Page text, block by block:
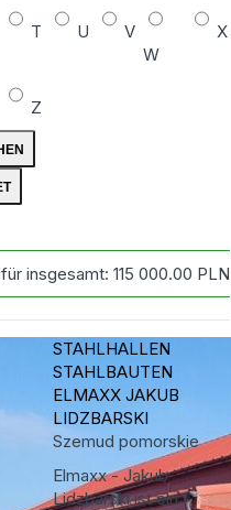
T U
V
W
X
Z
für insgesamt: 115 000.00 PLN
STAHLHALLEN
STAHLBAUTEN
ELMAXX JAKUB
LIDZBARSKI
Szemud pomorskie
Elmaxx - Jakub
Lidzbarski ist ein